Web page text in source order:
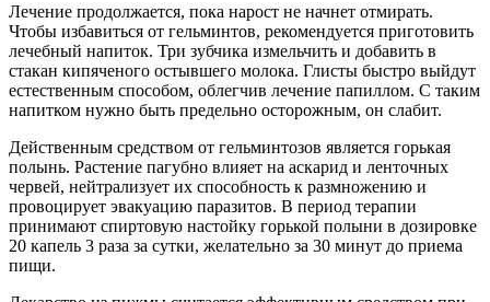
Лечение продолжается, пока нарост не начнет отмирать.
Чтобы избавиться от гельминтов, рекомендуется приготовить
лечебный напиток. Три зубчика измельчить и добавить в
стакан кипяченого остывшего молока. Глисты быстро выйдут
естественным способом, облегчив лечение папиллом. C таким
напитком нужно быть предельно осторожным, он слабит.
Действенным средством от гельминтозов является горькая
полынь. Растение пагубно влияет на аскарид и ленточных
червей, нейтрализует их способность к размножению и
провоцирует эвакуацию паразитов. В период терапии
принимают спиртовую настойку горькой полыни в дозировке
20 капель 3 раза за сутки, желательно за 30 минут до приема
пищи.